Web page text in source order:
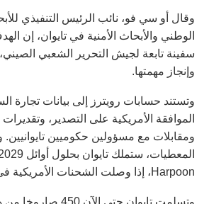
وقال أو سي فو، نائب الرئيس التنفيذي
الوطني والأبحاث الأمنية في تايوان، إن
سفينة تابعة لجيش التحرير الشعبي
وإنجاز مهمتها.
وتستند حسابات رويترز إلى بيانات تجارة
الموافقة الأمريكية على التصدير،
ومقابلات مع مسؤولين حكوميين
Harpoon، إذا وصلت الشحنات الأمريكية في مواعيدها.
وتسلمت تايوان حتى